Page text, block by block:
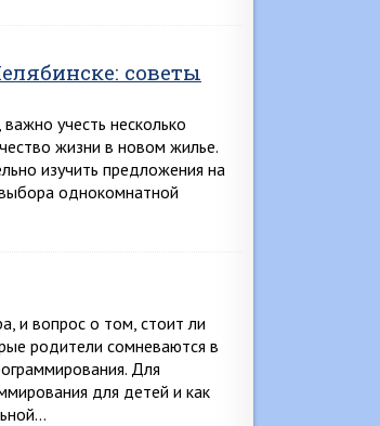
советы
учесть несколько
жизни в новом жилье.
изучить предложения на
однокомнатной
и вопрос о том, стоит ли
родители сомневаются в
Для
для детей и как